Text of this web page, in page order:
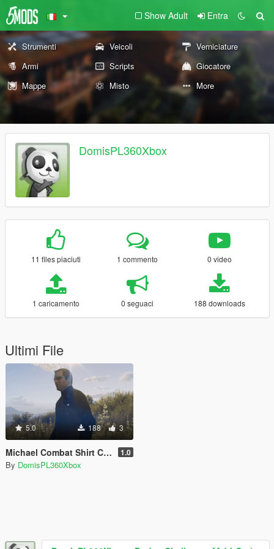
Show Adult Entra
Strumenti Veicoli
Verniciature
Armi
Scripts
Giocatore
Mappe
Misto More
DomisPL360Xbox
11 files piaciuti 1 commento 0 video
1 caricamento 0 seguaci 188 downloads
Ultimi File
5.0 188 3
Michael Combat Shirt Camo Retexture 1.0
By DomisPL360Xbox